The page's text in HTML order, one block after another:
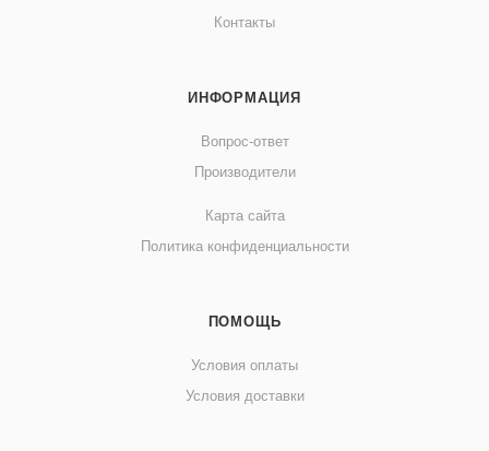
Контакты
ИНФОРМАЦИЯ
Вопрос-ответ
Производители
Карта сайта
Политика конфиденциальности
ПОМОЩЬ
Условия оплаты
Условия доставки